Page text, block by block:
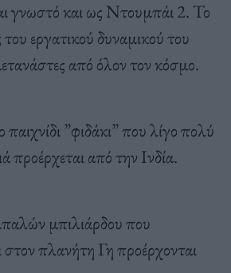
γνωστό και ως Ντουμπάι 2. Το
εργατικού δυναμικού του
από όλον τον κόσμο.
παιχνίδι ”φιδάκι” που λίγο πολύ
προέρχεται από την Ινδία.
μπιλιάρδου που
στον πλανήτη Γη προέρχονται